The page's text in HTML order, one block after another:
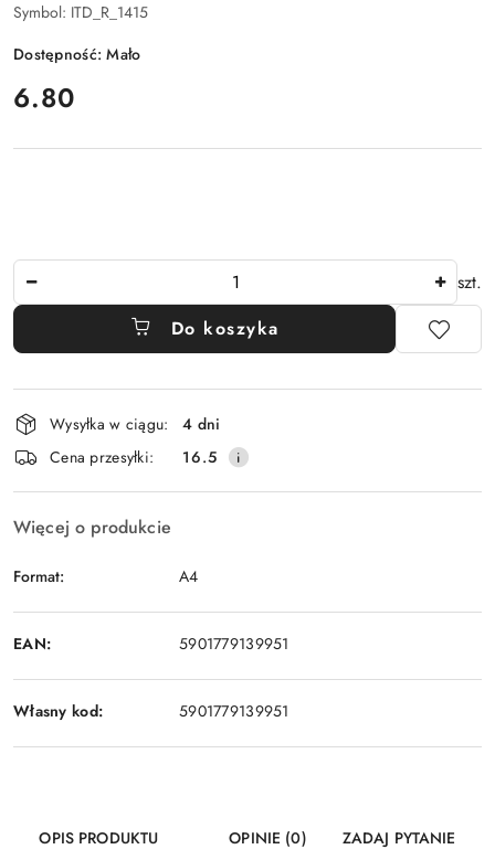
Symbol: ITD_R_1415
Dostępność:Mało
cena:
6.80
szt.
Do koszyka
Dostępność
i
dostawa
Wysyłka w ciągu:
4 dni
Cena przesyłki:
16.5
Więcej o produkcie
Format: A4
EAN: 5901779139951
Własny kod: 5901779139951
OPIS PRODUKTU OPINIE (0) ZADAJ PYTANIE